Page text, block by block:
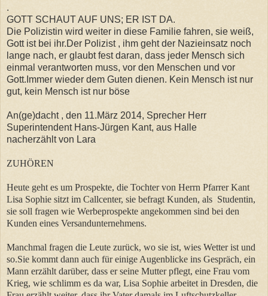
.
GOTT SCHAUT AUF UNS; ER IST DA.
Die Polizistin wird weiter in diese Familie fahren, sie weiß,
Gott ist bei ihr.Der Polizist , ihm geht der Nazieinsatz noch
lange nach, er glaubt fest daran, dass jeder Mensch sich
einmal verantworten muss, vor den Menschen und vor
Gott.Immer wieder dem Guten dienen. Kein Mensch ist nur
gut, kein Mensch ist nur böse
An(ge)dacht , den 11.März 2014, Sprecher Herr
Superintendent Hans-Jürgen Kant, aus Halle
nacherzählt von Lara
ZUHÖREN
Heute geht es um Prospekte, die Tochter von Herrn Pfarrer Kant
Lisa Sophie sitzt im Callcenter, sie befragt Kunden, als Studentin,
sie soll fragen wie Werbeprospekte angekommen sind bei den
Kunden eines Versandunternehmens.
Manchmal fragen die Leute zurück, wo sie ist, wies Wetter ist und
so.Sie kommt dann auch für einige Augenblicke ins Gespräch, ein
Mann erzählt darüber, dass er seine Mutter pflegt, eine Frau vom
Krieg, wie schlimm es da war, Lisa Sophie arbeitet in Dresden, die